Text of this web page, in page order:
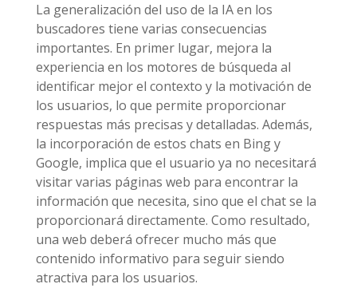
La generalización del uso de la IA en los
buscadores tiene varias consecuencias
importantes. En primer lugar, mejora la
experiencia en los motores de búsqueda al
identificar mejor el contexto y la motivación de
los usuarios, lo que permite proporcionar
respuestas más precisas y detalladas. Además,
la incorporación de estos chats en Bing y
Google, implica que el usuario ya no necesitará
visitar varias páginas web para encontrar la
información que necesita, sino que el chat se la
proporcionará directamente. Como resultado,
una web deberá ofrecer mucho más que
contenido informativo para seguir siendo
atractiva para los usuarios.